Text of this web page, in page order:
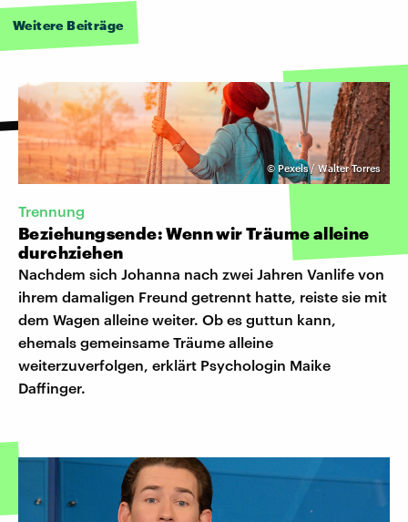
Weitere Beiträge
©Pexels / Walter Torres
Trennung
Beziehungsende: Wenn wir Träume alleine
durchziehen
Nachdem sich Johanna nach zwei Jahren Vanlife von
ihrem damaligen Freund getrennt hatte, reiste sie mit
dem Wagen alleine weiter. Ob es guttun kann,
ehemals gemeinsame Träume alleine
weiterzuverfolgen, erklärt Psychologin Maike
Daffinger.